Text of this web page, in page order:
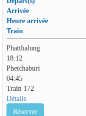
Arrivée
Heure arrivée
Train
Phatthalung
18:12
Phetchaburi
04:45
Train 172
Détails
Réserver